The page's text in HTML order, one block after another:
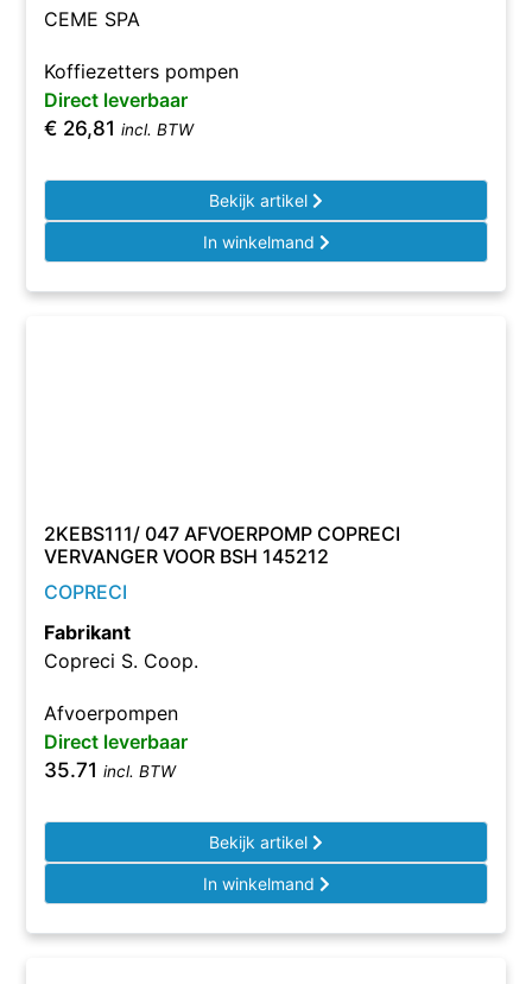
CEME SPA
Koffiezetters pompen
Direct leverbaar
€ 26,81 incl. BTW
Bekijk artikel
In winkelmand
2KEBS111/ 047 AFVOERPOMP COPRECI
VERVANGER VOOR BSH 145212
COPRECI
Fabrikant
Copreci S. Coop.
Afvoerpompen
Direct leverbaar
35.71 incl. BTW
Bekijk artikel
In winkelmand